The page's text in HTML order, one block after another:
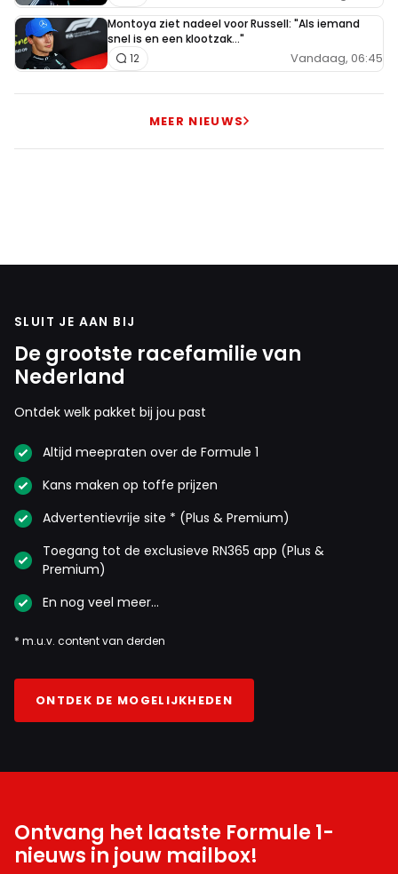
Montoya ziet nadeel voor Russell: "Als iemand
snel is en een klootzak..."
Vandaag, 06:45
12
MEER NIEUWS
SLUIT JE AAN BIJ
De grootste racefamilie van
Nederland
Ontdek welk pakket bij jou past
Altijd meepraten over de Formule 1
Kans maken op toffe prijzen
Advertentievrije site * (Plus & Premium)
Toegang tot de exclusieve RN365 app (Plus &
Premium)
En nog veel meer…
* m.u.v. content van derden
ONTDEK DE MOGELIJKHEDEN
Ontvang het laatste Formule 1-
nieuws in jouw mailbox!